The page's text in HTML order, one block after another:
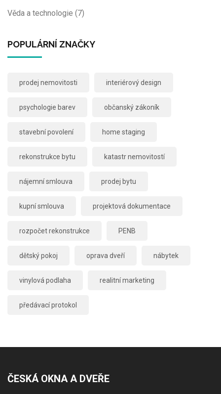
Věda a technologie (7)
POPULÁRNÍ ZNAČKY
prodej nemovitosti interiérový design
psychologie barev občanský zákoník
stavební povolení home staging
rekonstrukce bytu katastr nemovitostí
nájemní smlouva prodej bytu
kupní smlouva projektová dokumentace
rozpočet rekonstrukce PENB
dětský pokoj oprava dveří nábytek
vinylová podlaha realitní marketing
předávací protokol
ČESKÁ OKNA A DVEŘE